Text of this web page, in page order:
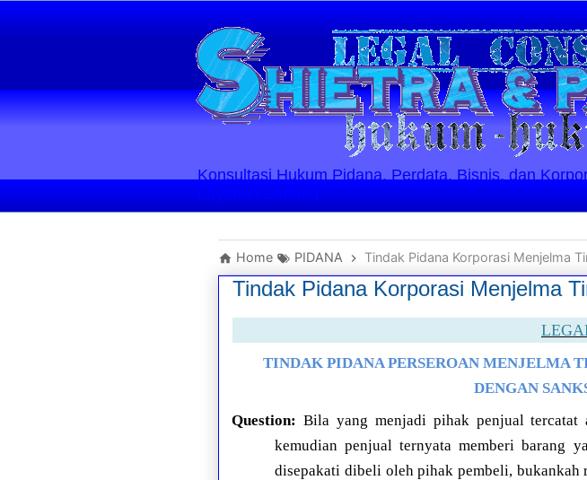
Konsultasi Hukum Pidana, Perdata, Bisnis, dan
Layanan Berlaku
Home PIDANA Tindak Pidana Korporasi Menjelma
Tindak Pidana Korporasi Menjelma
TINDAK PIDANA PERSEROAN MENJELMA
DENGAN
Question: Bila yang menjadi pihak penjual tercatat
kemudian penjual ternyata memberi barang
disepakati dibeli oleh pihak pembeli, bukankah